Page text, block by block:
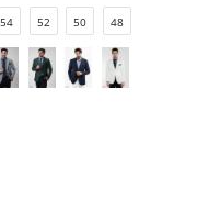
48
50
52
54